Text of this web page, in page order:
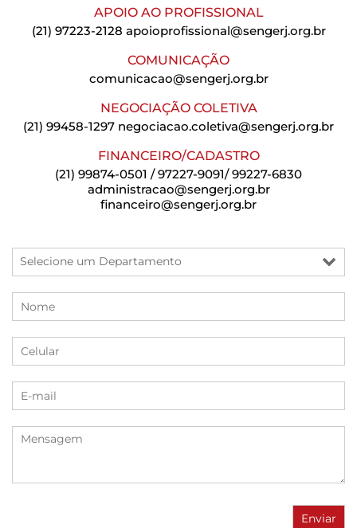
APOIO AO PROFISSIONAL
(21) 97223-2128 apoioprofissional@sengerj.org.br
COMUNICAÇÃO
comunicacao@sengerj.org.br
NEGOCIAÇÃO COLETIVA
(21) 99458-1297 negociacao.coletiva@sengerj.org.br
FINANCEIRO/CADASTRO
(21) 99874-0501 / 97227-9091/ 99227-6830
administracao@sengerj.org.br
financeiro@sengerj.org.br